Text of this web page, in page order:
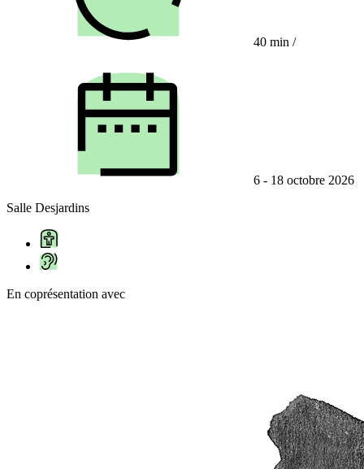
40 min /
6 - 18 octobre 2026
Salle Desjardins
En coprésentation avec